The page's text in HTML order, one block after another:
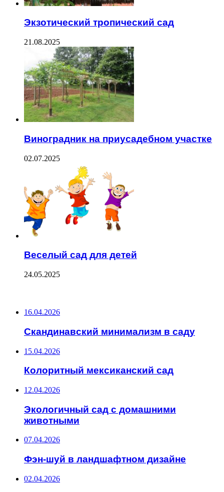
Экзотический тропический сад
21.08.2025
Виноградник на приусадебном участке
02.07.2025
Веселый сад для детей
24.05.2025
16.04.2026
Скандинавский минимализм в саду
15.04.2026
Колоритный мексиканский сад
12.04.2026
Экологичный сад с домашними
животными
07.04.2026
Фэн-шуй в ландшафтном дизайне
02.04.2026